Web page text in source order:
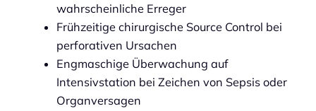
wahrscheinliche Erreger
Frühzeitige chirurgische Source Control bei
perforativen Ursachen
Engmaschige Überwachung auf
Intensivstation bei Zeichen von Sepsis oder
Organversagen